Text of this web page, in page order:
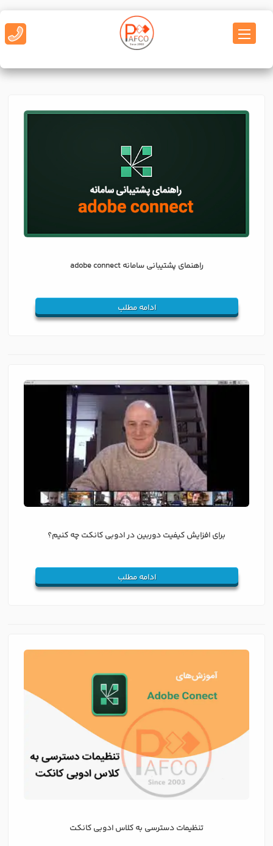
راهنمای پشتیبانی سامانه adobe connect
ادامه مطلب
برای افزایش کیفیت دوربین در ادوبی کانکت چه کنیم؟
ادامه مطلب
تنظیمات دسترسی به کلاس ادوبی کانکت